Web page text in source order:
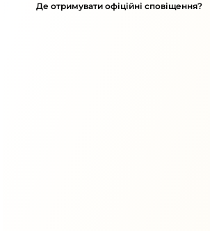
Де отримувати офіційні сповіщення?